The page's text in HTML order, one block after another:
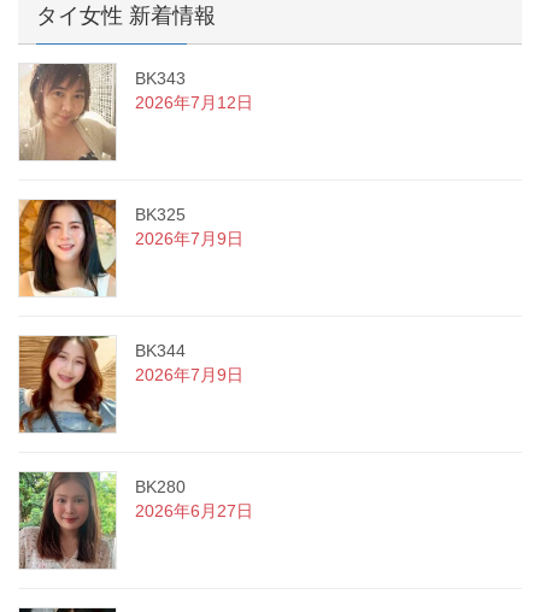
タイ女性 新着情報
BK343
2026年7月12日
BK325
2026年7月9日
BK344
2026年7月9日
BK280
2026年6月27日